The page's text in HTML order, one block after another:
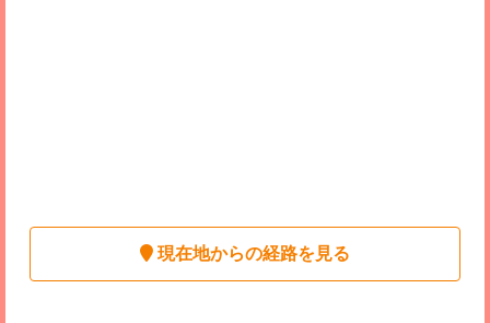
現在地からの経路を見る